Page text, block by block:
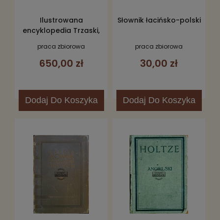
Ilustrowana
encyklopedia Trzaski,
5
praca zbiorowa
650,00 zł
Dodaj Do Koszyka
Słownik łacińsko-polski
praca zbiorowa
30,00 zł
Dodaj Do Koszyka